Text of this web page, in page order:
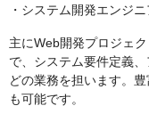
・システム開発エンジニ
主にWeb開発プロジェ
で、システム要件定義
どの業務を担います。
も可能です。